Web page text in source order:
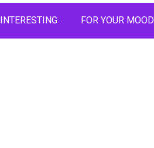
INTERESTING FOR YOUR MOOD